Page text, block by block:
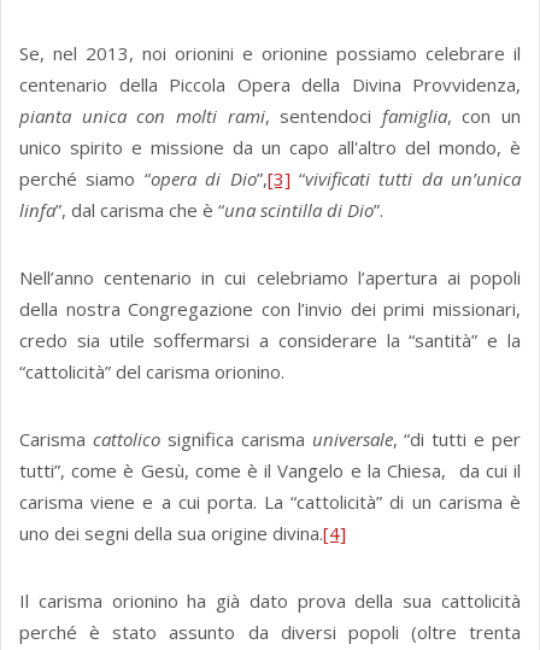
Se, nel 2013, noi orionini e orionine possiamo celebrare il
centenario della Piccola Opera della Divina Provvidenza,
pianta unica con molti rami, sentendoci famiglia, con un
unico spirito e missione da un capo all'altro del mondo, è
perché siamo “opera di Dio”,[3] “vivificati tutti da un’unica
linfa”, dal carisma che è “una scintilla di Dio”.
Nell’anno centenario in cui celebriamo l’apertura ai popoli
della nostra Congregazione con l’invio dei primi missionari,
credo sia utile soffermarsi a considerare la “santità” e la
“cattolicità” del carisma orionino.
Carisma cattolicosignifica carisma universale, “di tutti e per
tutti”, come è Gesù, come è il Vangelo e la Chiesa, da cui il
carisma viene e a cui porta. La “cattolicità” di un carisma è
uno dei segni della sua origine divina.[4]
Il carisma orionino ha già dato prova della sua cattolicità
perché è stato assunto da diversi popoli (oltre trenta